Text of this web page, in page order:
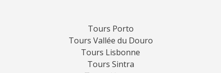
Tours Porto
Tours Vallée du Douro
Tours Lisbonne
Tours Sintra